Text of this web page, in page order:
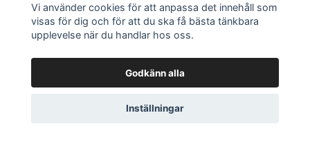
Vi använder cookies för att anpassa det innehåll som
visas för dig och för att du ska få bästa tänkbara
upplevelse när du handlar hos oss.
Godkänn alla
Inställningar